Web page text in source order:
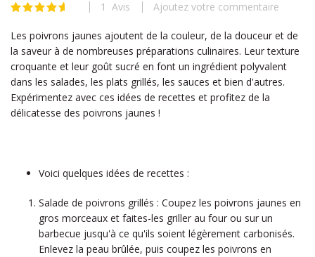
beginning
the
images
gallery
Évaluation: 1 Avis Ajoutez votre commentaire
Les poivrons jaunes ajoutent de la couleur, de la douceur et de
la saveur à de nombreuses préparations culinaires. Leur texture
croquante et leur goût sucré en font un ingrédient polyvalent
dans les salades, les plats grillés, les sauces et bien d'autres.
Expérimentez avec ces idées de recettes et profitez de la
délicatesse des poivrons jaunes !
Voici quelques idées de recettes :
Salade de poivrons grillés : Coupez les poivrons jaunes en
gros morceaux et faites-les griller au four ou sur un
barbecue jusqu'à ce qu'ils soient légèrement carbonisés.
Enlevez la peau brûlée, puis coupez les poivrons en